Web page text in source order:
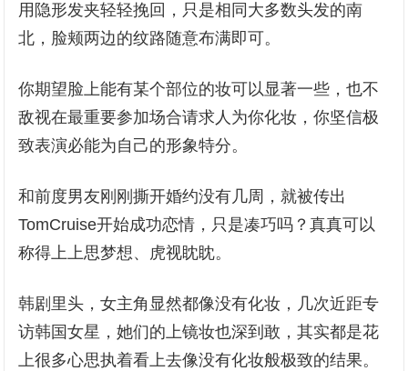
用隐形发夹轻轻挽回，只是相同大多数头发的南
北，脸颊两边的纹路随意布满即可。
你期望脸上能有某个部位的妆可以显著一些，也不
敌视在最重要参加场合请求人为你化妆，你坚信极
致表演必能为自己的形象特分。
和前度男友刚刚撕开婚约没有几周，就被传出
TomCruise开始成功恋情，只是凑巧吗？真真可以
称得上上思梦想、虎视眈眈。
韩剧里头，女主角显然都像没有化妆，几次近距专
访韩国女星，她们的上镜妆也深到敢，其实都是花
上很多心思执着看上去像没有化妆般极致的结果。